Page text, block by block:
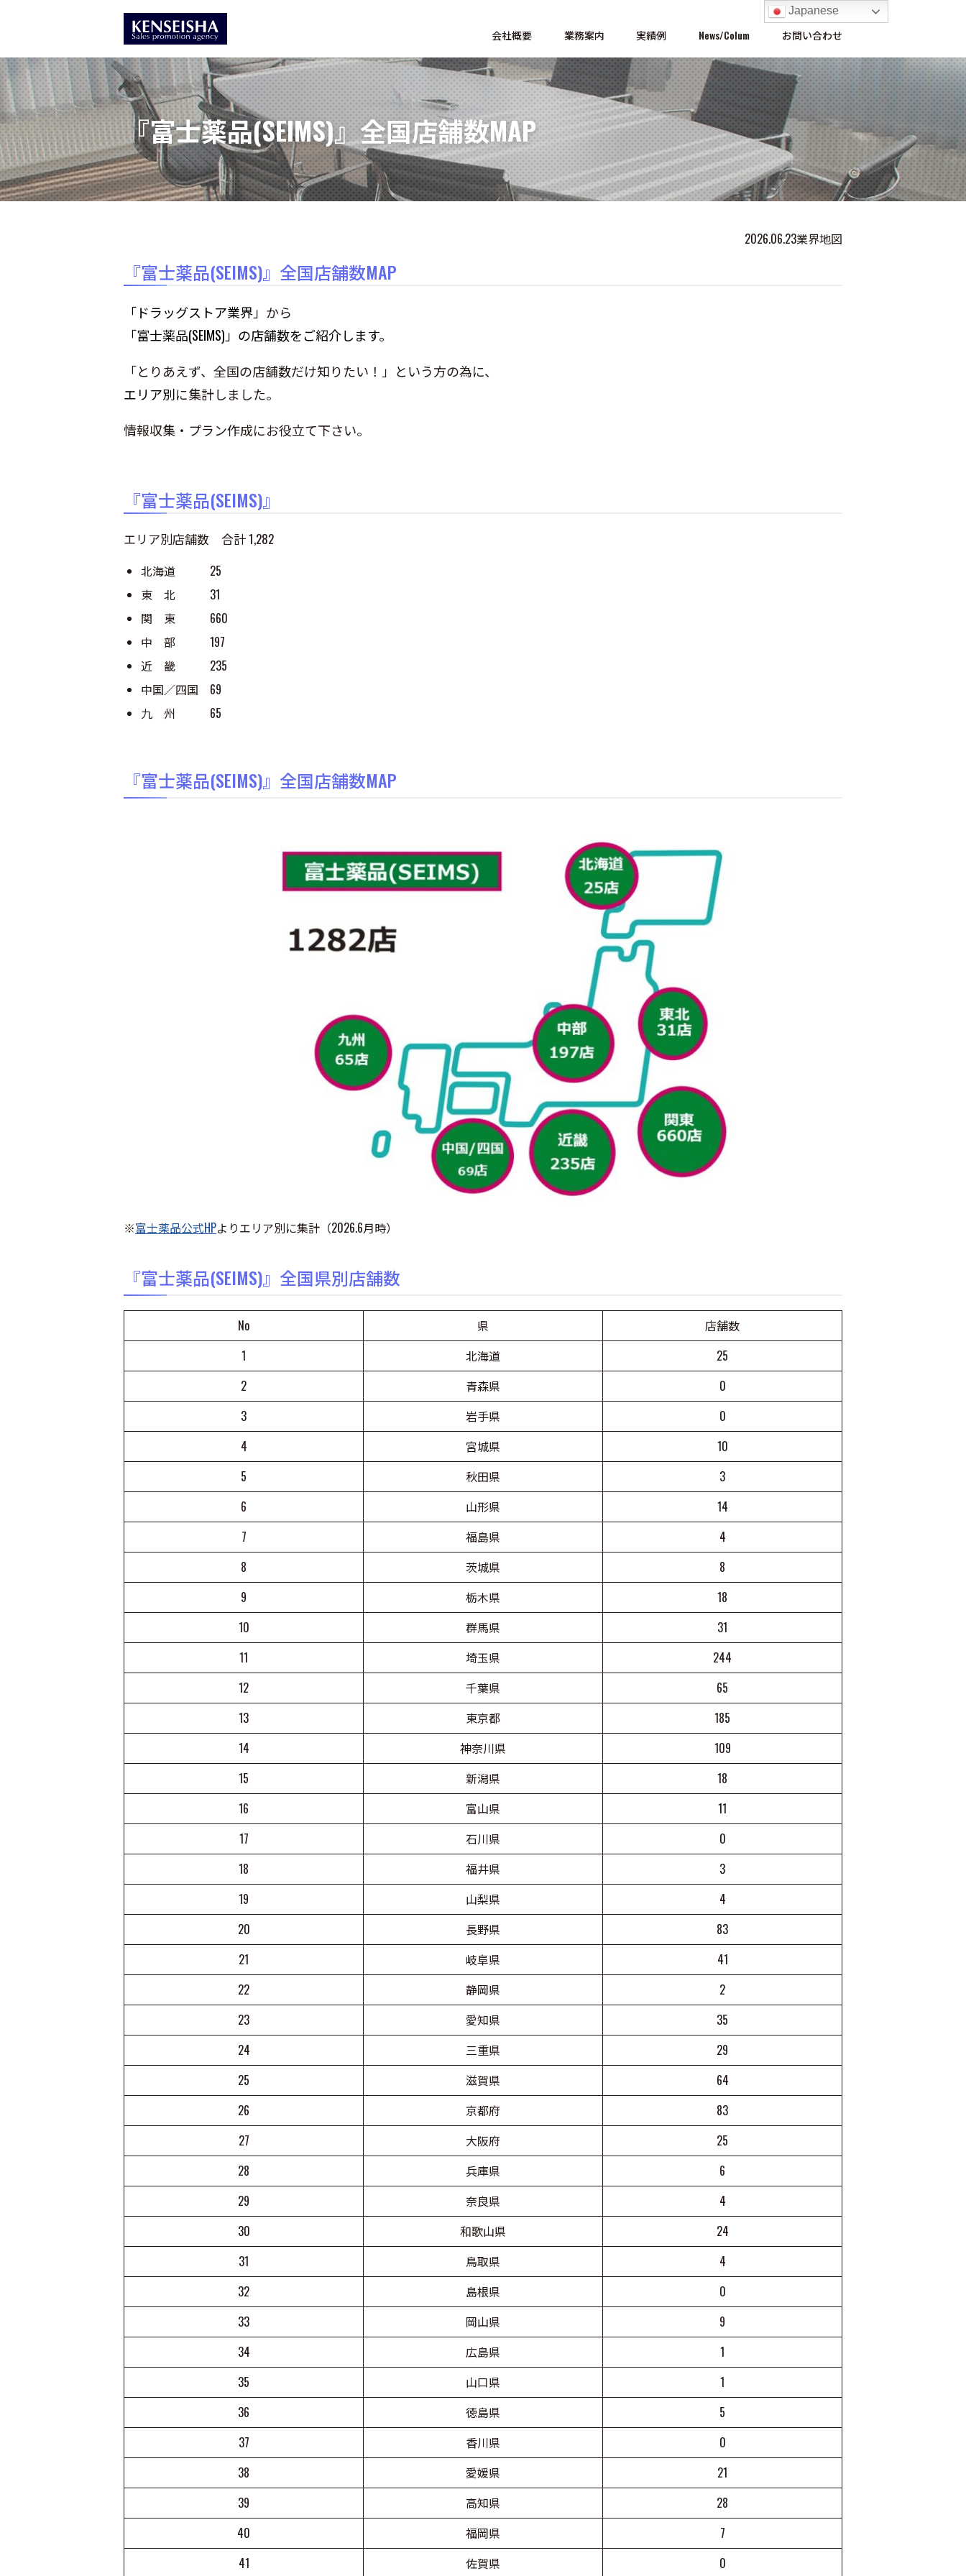
会社概要 業務案内 実績例 News/Colum お問い合わせ
『富士薬品(SEIMS)』全国店舗数MAP
2026.06.23業界地図
『富士薬品(SEIMS)』全国店舗数MAP
「ドラッグストア業界」 から
「富士薬品(SEIMS)」の店舗数をご紹介します。
「とりあえず、全国の店舗数だけ知りたい！」という方の為に、
エリア別に集計しました。
情報収集・プラン作成にお役立て下さい。
『富士薬品(SEIMS)』
エリア別店舗数 合計 1,282
北海道 25
東 北 31
関 東 660
中 部 197
近 畿 235
中国／四国 69
九 州 65
『富士薬品(SEIMS)』全国店舗数MAP
※富士薬品公式HPよりエリア別に集計（2026.6月時）
『富士薬品(SEIMS)』全国県別店舗数
No 県
店舗数
1
北海道
25
2
青森県
0
3
岩手県
0
4
宮城県
10
5
秋田県
3
6
山形県
14
7
福島県
4
8
茨城県
8
9
栃木県
18
10
群馬県
31
11
埼玉県
244
12
千葉県
65
13
東京都
185
14
神奈川県
109
15
新潟県
18
16
富山県
11
17
石川県
0
18
福井県
3
19
山梨県
4
20
長野県
83
21
岐阜県
41
22
静岡県
2
23
愛知県
35
24
三重県
29
25
滋賀県
64
26
京都府
83
27
大阪府
25
28
兵庫県
6
29
奈良県
4
30
和歌山県
24
31
鳥取県
4
32
島根県
0
33
岡山県
9
34
広島県
1
35
山口県
1
36
徳島県
5
37
香川県
0
38
愛媛県
21
39
高知県
28
40
福岡県
7
41
佐賀県 0
Japanese